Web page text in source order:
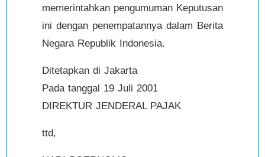
memerintahkan pengumuman Keputusan
ini dengan penempatannya dalam Berita
Negara Republik Indonesia.
Ditetapkan di Jakarta
Pada tanggal 19 Juli 2001
DIREKTUR JENDERAL PAJAK
ttd,